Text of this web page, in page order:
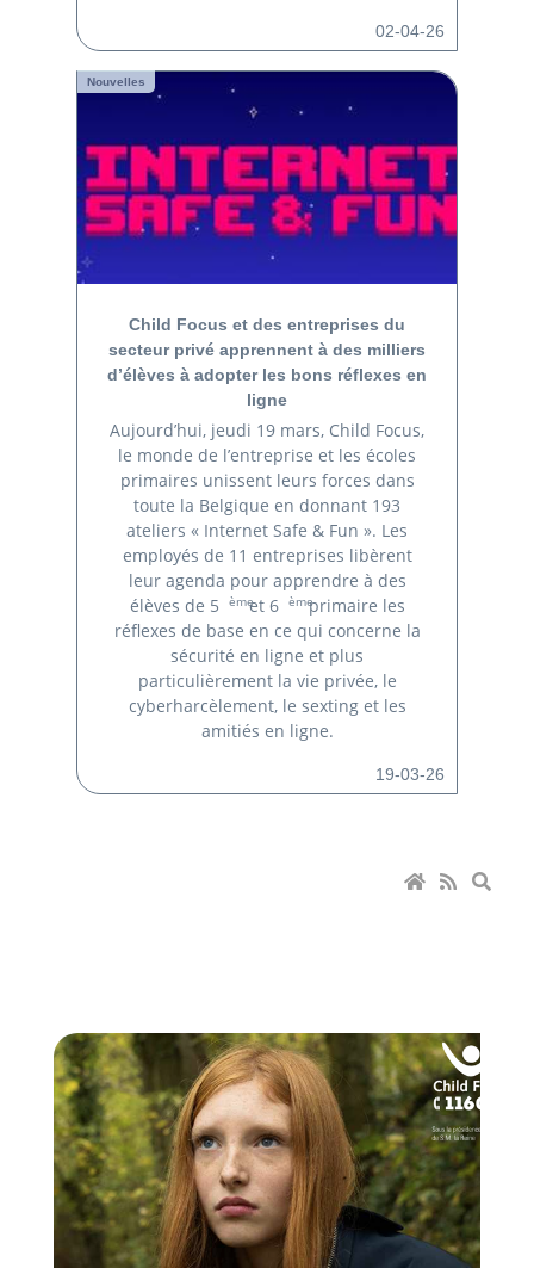
02-04-26
Nouvelles
Child Focus et des entreprises du
secteur privé apprennent à des milliers
d’élèves à adopter les bons réflexes en
ligne
Aujourd’hui, jeudi 19 mars, Child Focus,
le monde de l’entreprise et les écoles
primaires unissent leurs forces dans
toute la Belgique en donnant 193
ateliers « Internet Safe & Fun ». Les
employés de 11 entreprises libèrent
leur agenda pour apprendre à des
élèves de 5
èmeet 6 èmeprimaire les
réflexes de base en ce qui concerne la
sécurité en ligne et plus
particulièrement la vie privée, le
cyberharcèlement, le sexting et les
amitiés en ligne.
19-03-26